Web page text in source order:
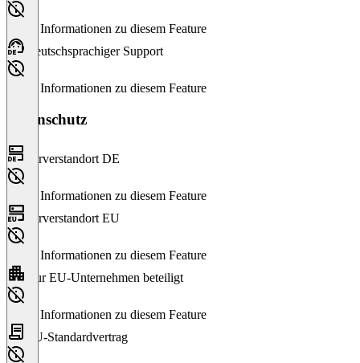
Keine Informationen zu diesem Feature
Deutschsprachiger Support
Keine Informationen zu diesem Feature
Datenschutz
Serverstandort DE
Keine Informationen zu diesem Feature
Serverstandort EU
Keine Informationen zu diesem Feature
Nur EU-Unternehmen beteiligt
Keine Informationen zu diesem Feature
EU-Standardvertrag